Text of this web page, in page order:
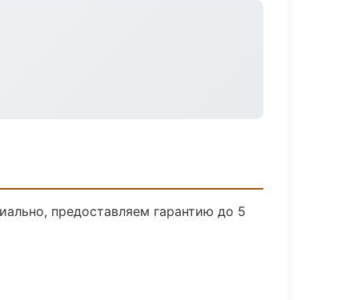
предоставляем гарантию до 5